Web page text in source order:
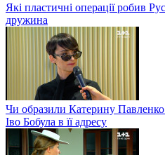
Які пластичні операції робив
дружина
Чи образили Катерину
Іво Бобула в її адресу